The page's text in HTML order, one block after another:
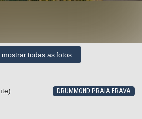
mostrar todas as fotos
DRUMMOND PRAIA BRAVA